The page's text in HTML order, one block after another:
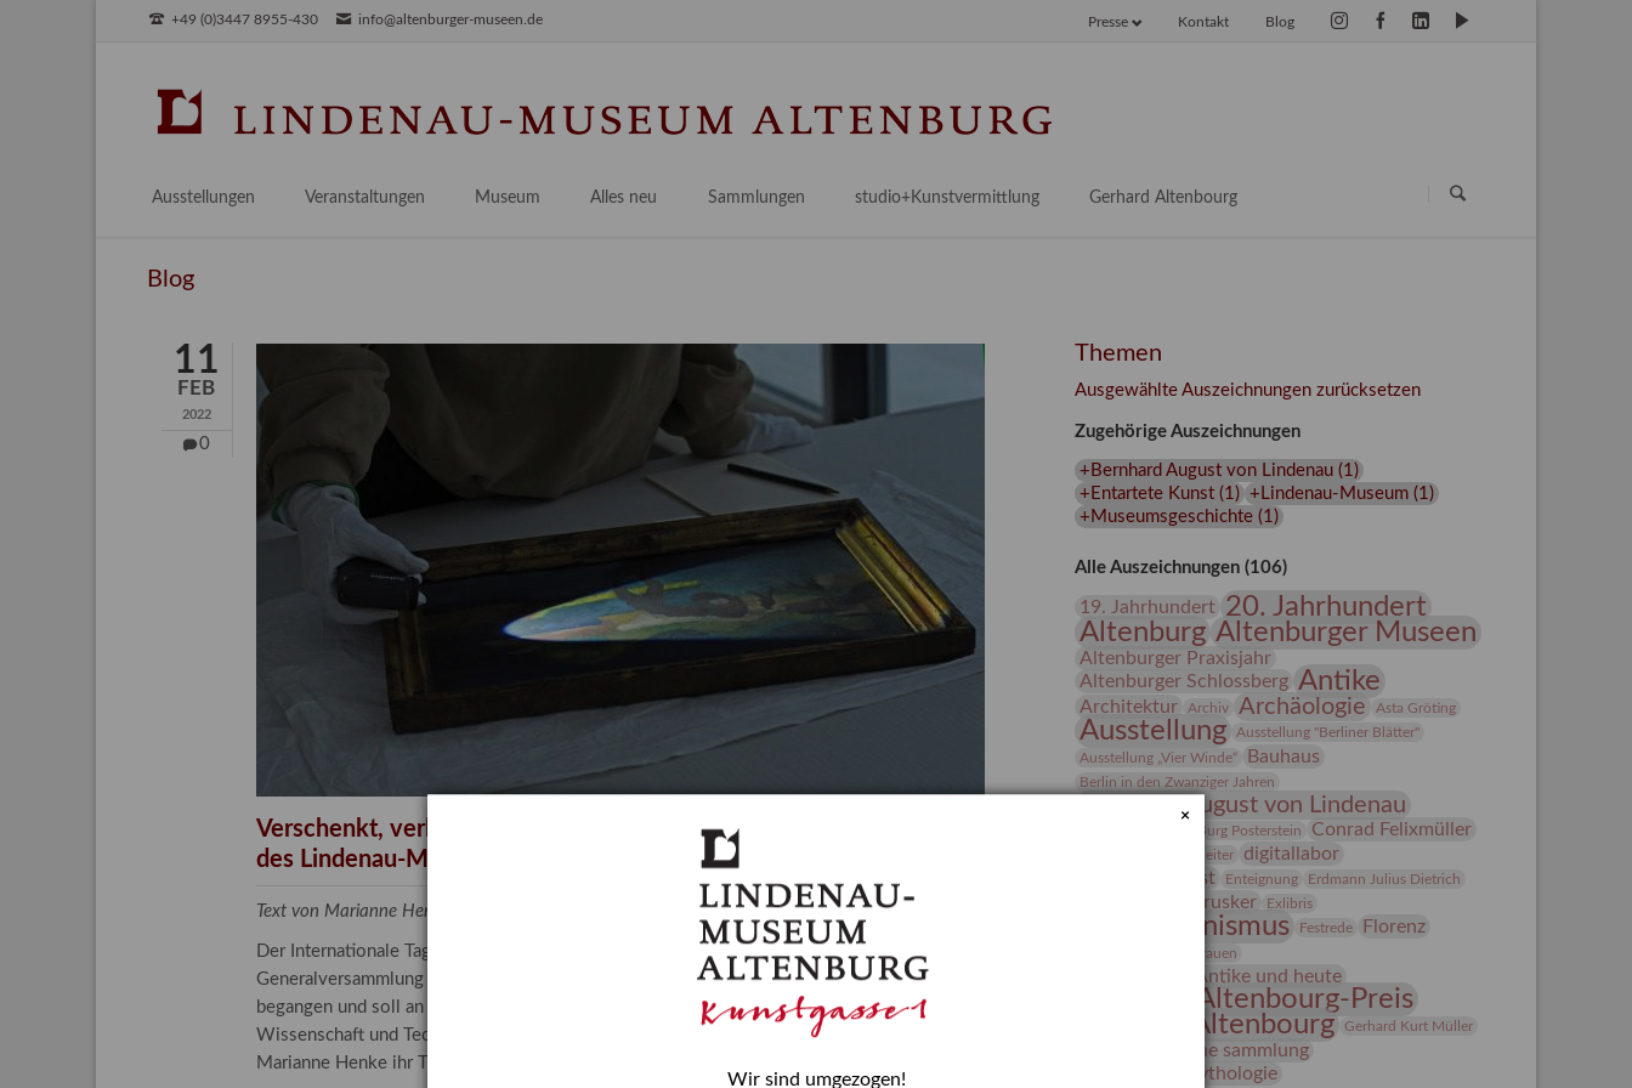
+49 (0)3447 8955-430 info@altenburger-museen.de Blog
Kontakt
Presse
Ausstellungen
Aktuell
Veranstaltungen Museum
Praktikum / Praxisprojekt
Bestandskataloge & Editionen
Gesamtverzeichnis
Kalender
Alles neu
Provenienzforschung
Kulturelle Vermittlung
Länderübergreifende kulturtouristische Ziele
Sammlungen
Malerei 17.–19. Jh.
Deutsche Malerei 20./21. Jh.
Grafische Sammlung
Kunstbibliothek
Restaurierung
Forschung
studio+Kunstvermittlung
Angebote für Erwachsene
Angebote für Kitas
Gerhard Altenbourg
Blog
11
FEB
2022
0
Verschenkt, verkauft, vergessen? – Kunstdetektivinnen im Dienste
des Lindenau-Museums
Text von Marianne Henke, Provenienzforscherin am Lindenau-Museum Altenburg
Der Internationale Tag der Frauen und Mädchen in der Wissenschaft wurde 2015 in der
Generalversammlung der Vereinten Nationen beschlossen. Er wird jährlich am 11. Februar
begangen und soll an die entscheidende Rolle erinnern, die Mädchen und Frauen in
Wissenschaft und Technologie spielen. In ihrem Blogbeitrag stellt Provenienzforscherin
Marianne Henke ihr Tätigkeitsfeld vor.
Themen
Ausgewählte Auszeichnungen zurücksetzen
Zugehörige Auszeichnungen
+Bernhard August von Lindenau(1 )
+Entartete Kunst(1 ) +Lindenau-Museum(1 )
+Museumsgeschichte(1 )
Alle Auszeichnungen (106)
19. Jahrhundert 20. Jahrhundert
Altenburg Altenburger Museen
Altenburger Praxisjahr
Altenburger Schlossberg Antike
Architektur Archiv Archäologie Asta Gröting
Ausstellung
Ausstellung "Berliner Blätter"
Ausstellung „Vier Winde“
Bauhaus
Berlin in den Zwanziger Jahren
Bernhard August von Lindenau
Burg Posterstein Conrad Felixmüller
Der Blaue Reiter
digitallabor
Entartete Kunst
Enteignung
Erdmann Julius Dietrich
estrusker Exlibris
Expressionismus Festrede Florenz
frauen
Frauen in der Antike und heute
Gerhard-Altenbourg-Preis
Gerhard Altenbourg
Gerhard Kurt Müller
grafische sammlung
griechische Mythologie
×
Wir sind umgezogen!